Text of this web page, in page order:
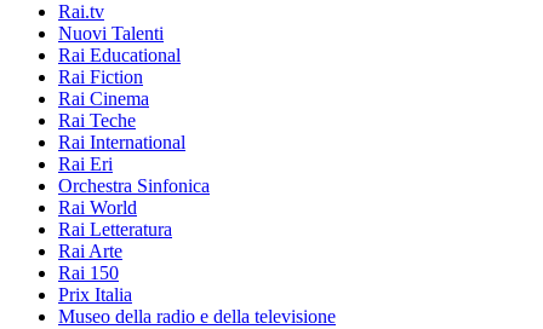
Rai.tv
Nuovi Talenti
Rai Educational
Rai Fiction
Rai Cinema
Rai Teche
Rai International
Rai Eri
Orchestra Sinfonica
Rai World
Rai Letteratura
Rai Arte
Rai 150
Prix Italia
Museo della radio e della televisione